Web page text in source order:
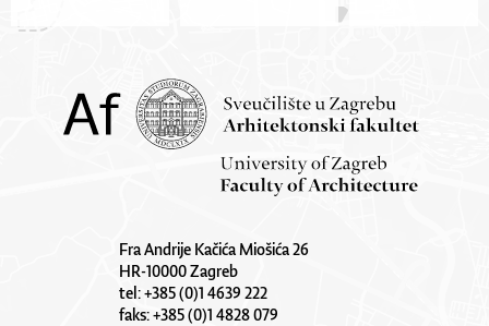
Fra Andrije Kačića Miošića 26
HR-10000 Zagreb
tel: +385 (0)1 4639 222
faks: +385 (0)1 4828 079